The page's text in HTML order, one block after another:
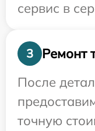
сервис в
3
Ремонт
После
точную